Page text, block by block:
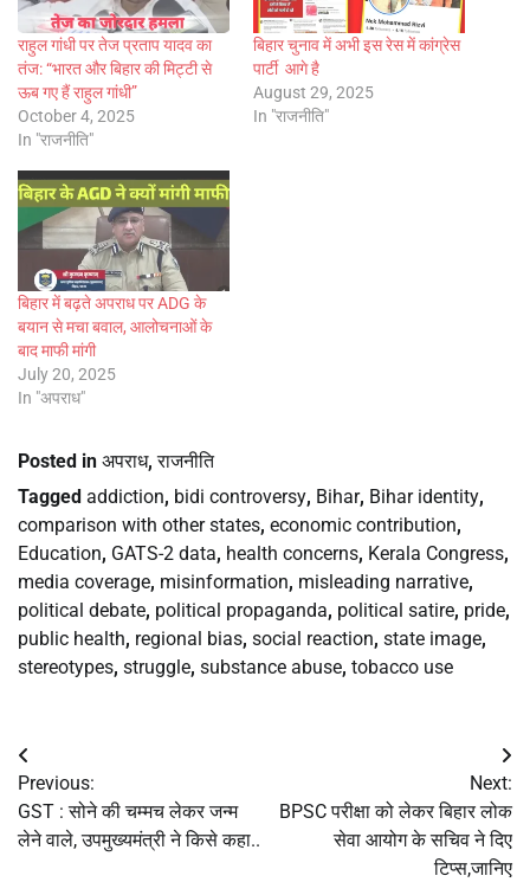
राहुल गांधी पर तेज प्रताप यादव का
तंज: “भारत और बिहार की मिट्टी से
ऊब गए हैं राहुल गांधी”
October 4, 2025
In "राजनीति"
बिहार चुनाव में अभी इस रेस में कांग्रेस
पार्टी आगे है
August 29, 2025
In "राजनीति"
बिहार में बढ़ते अपराध पर ADG के
बयान से मचा बवाल, आलोचनाओं के
बाद माफी मांगी
July 20, 2025
In "अपराध"
Posted in अपराध,राजनीति
Tagged addiction, bidi controversy, Bihar, Bihar identity,
comparison with other states, economic contribution,
Education, GATS-2 data, health concerns, Kerala Congress,
media coverage, misinformation, misleading narrative,
political debate, political propaganda, political satire, pride,
public health, regional bias, social reaction, state image,
stereotypes, struggle, substance abuse, tobacco use
Post
navigation
Previous:
GST : सोने की चम्मच लेकर जन्म
लेने वाले, उपमुख्यमंत्री ने किसे कहा..
Next:
BPSC परीक्षा को लेकर बिहार लोक
सेवा आयोग के सचिव ने दिए
टिप्स,जानिए